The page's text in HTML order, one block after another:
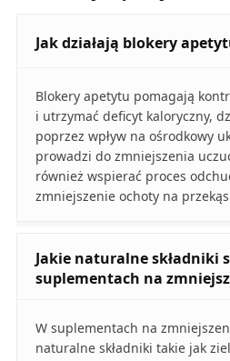
Jak działają blokery
Blokery apetytu pomagają
i utrzymać deficyt kaloryczny,
poprzez wpływ na ośrodkowy
prowadzi do zmniejszenia
również wspierać proces
zmniejszenie ochoty na
Jakie naturalne składniki
suplementach na
W suplementach na
naturalne składniki takie jak